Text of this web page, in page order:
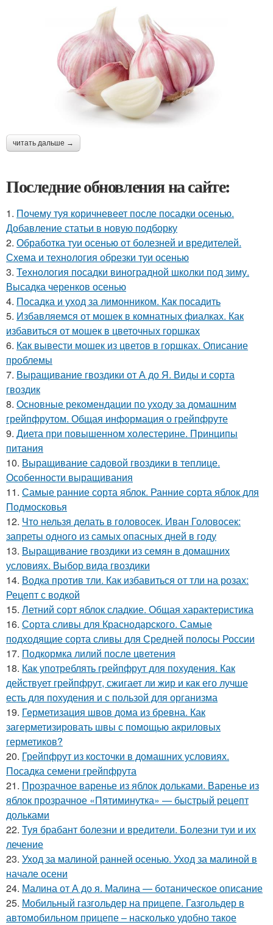
читать дальше →
Последние обновления на сайте:
1. Почему туя коричневеет после посадки осенью.
Добавление статьи в новую подборку
2. Обработка туи осенью от болезней и вредителей.
Схема и технология обрезки туи осенью
3. Технология посадки виноградной школки под зиму.
Высадка черенков осенью
4. Посадка и уход за лимонником. Как посадить
5. Избавляемся от мошек в комнатных фиалках. Как
избавиться от мошек в цветочных горшках
6. Как вывести мошек из цветов в горшках. Описание
проблемы
7. Выращивание гвоздики от А до Я. Виды и сорта
гвоздик
8. Основные рекомендации по уходу за домашним
грейпфрутом. Общая информация о грейпфруте
9. Диета при повышенном холестерине. Принципы
питания
10. Выращивание садовой гвоздики в теплице.
Особенности выращивания
11. Самые ранние сорта яблок. Ранние сорта яблок для
Подмосковья
12. Что нельзя делать в головосек. Иван Головосек:
запреты одного из самых опасных дней в году
13. Выращивание гвоздики из семян в домашних
условиях. Выбор вида гвоздики
14. Водка против тли. Как избавиться от тли на розах:
Рецепт с водкой
15. Летний сорт яблок сладкие. Общая характеристика
16. Сорта сливы для Краснодарского. Самые
подходящие сорта сливы для Средней полосы России
17. Подкормка лилий после цветения
18. Как употреблять грейпфрут для похудения. Как
действует грейпфрут, сжигает ли жир и как его лучше
есть для похудения и с пользой для организма
19. Герметизация швов дома из бревна. Как
загерметизировать швы с помощью акриловых
герметиков?
20. Грейпфрут из косточки в домашних условиях.
Посадка семени грейпфрута
21. Прозрачное варенье из яблок дольками. Варенье из
яблок прозрачное «Пятиминутка» — быстрый рецепт
дольками
22. Туя брабант болезни и вредители. Болезни туи и их
лечение
23. Уход за малиной ранней осенью. Уход за малиной в
начале осени
24. Малина от А до я. Малина — ботаническое описание
25. Мобильный газгольдер на прицепе. Газгольдер в
автомобильном прицепе – насколько удобно такое